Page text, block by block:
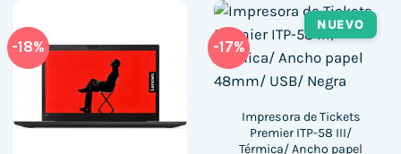
-18% -17%
NUEVO
Impresora de Tickets
Premier ITP-58 III/
Térmica/ Ancho papel